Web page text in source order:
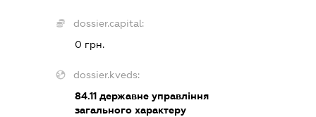
dossier.capital:
0 грн.
dossier.kveds:
84.11державне управління
загального характеру